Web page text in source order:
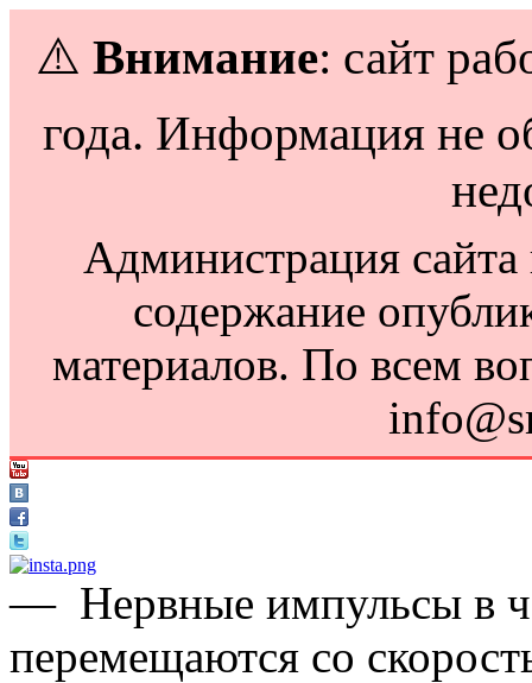
⚠️ Внимание: сайт
года. Информация не
Администрация сайта
содержание
материалов. По всем
— Нервные импульсы в
перемещаются со